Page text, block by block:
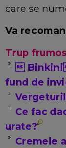
care se
Va
Trup frumos
Binkini
fund de
Ce fac
urate?
Cremele